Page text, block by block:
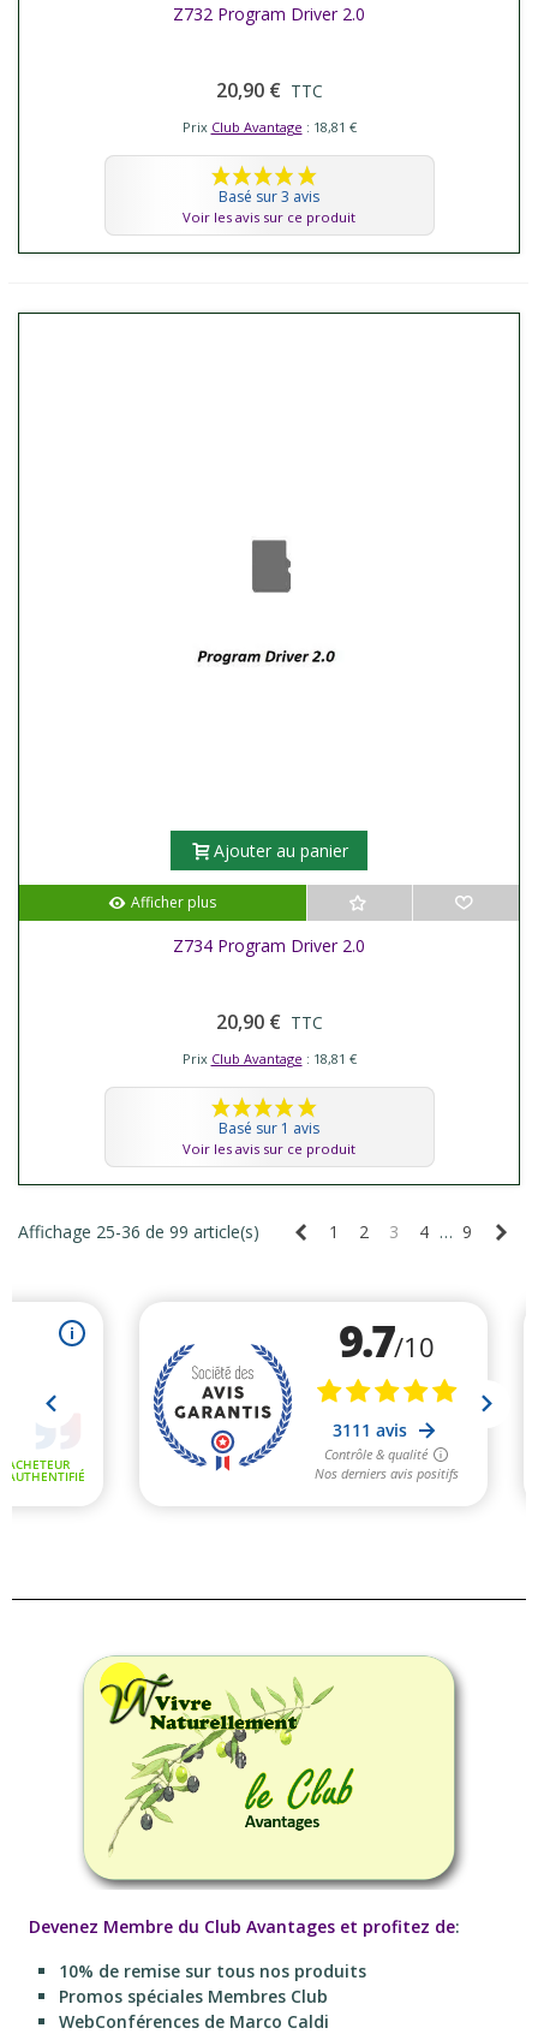
Z732 Program Driver 2.0
20,90 € TTC
Prix Club Avantage : 18,81 €
Basé sur 3 avis
Voir les avis sur ce produit
Ajouter au panier
Afficher plus
Z734 Program Driver 2.0
20,90 € TTC
Prix Club Avantage : 18,81 €
Basé sur 1 avis
Voir les avis sur ce produit
Affichage 25-36 de 99 article(s) Précédent
1 2 3 4 … 9
Devenez Membre du Club Avantages et profitez de:
10% de remise sur tous nos produits
Promos spéciales Membres Club
WebConférences de Marco Caldi